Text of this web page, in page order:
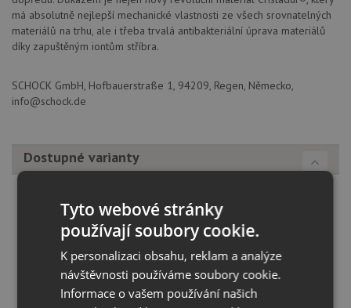
má absolutně nejlepší mechanické vlastnosti ze všech srovnatelných
materiálů na trhu, ale i třeba trvalá antibakteriální úprava materiálů
díky zapuštěným iontům stříbra.
SCHOCK GmbH, Hofbauerstraße 1, 94209, Regen, Německo,
info@schock.de
Dostupné varianty
Tyto webové stránky
používají soubory cookie.
K personalizaci obsahu, reklam a analýze
návštěvnosti používáme soubory cookie.
Informace o vašem používání našich